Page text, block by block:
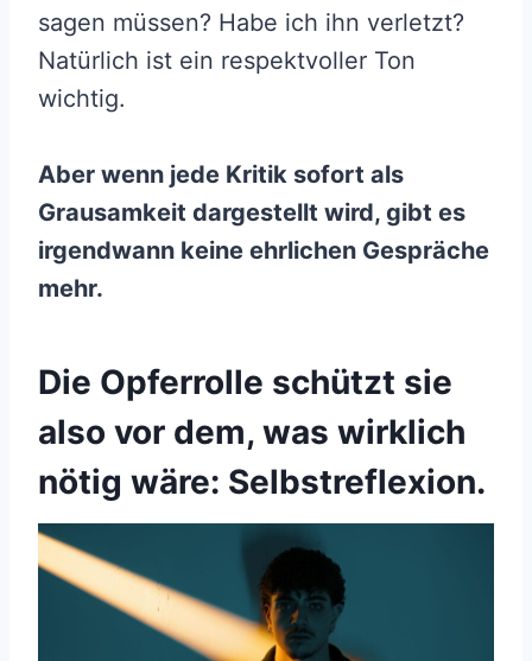
sagen müssen? Habe ich ihn verletzt?
Natürlich ist ein respektvoller Ton
wichtig.
Aber wenn jede Kritik sofort als
Grausamkeit dargestellt wird, gibt es
irgendwann keine ehrlichen Gespräche
mehr.
Die Opferrolle schützt sie
also vor dem, was wirklich
nötig wäre: Selbstreflexion.